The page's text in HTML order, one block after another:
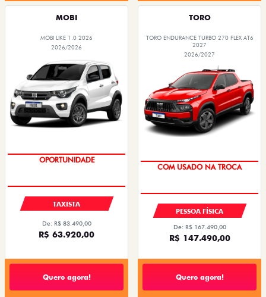
MOBI
MOBI LIKE 1.0 2026
2026/2026
OPORTUNIDADE
TAXISTA
De: R$ 83.490,00
R$ 63.920,00
Quero agora!
TORO
TORO ENDURANCE TURBO 270 FLEX AT6
2027
2026/2027
OPORTUNIDADE
PESSOA FÍSICA
De: R$ 167.490,00
R$ 147.490,00
Quero agora!